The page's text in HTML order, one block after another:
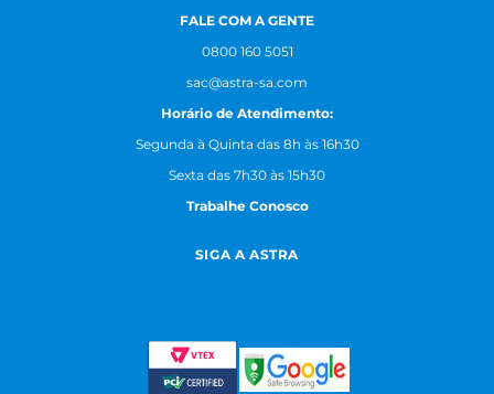
FALE COM A GENTE
0800 160 5051
sac@astra-sa.com
Horário de Atendimento:
Segunda à Quinta das 8h às 16h30
Sexta das 7h30 às 15h30
Trabalhe Conosco
SIGA A ASTRA